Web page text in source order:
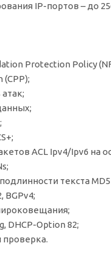
IP-портов – до
Protection Policy
ACL Ipv4/Ipv6 на
текста MD5
BGPv4;
DHCP-Option 82;
проверка.